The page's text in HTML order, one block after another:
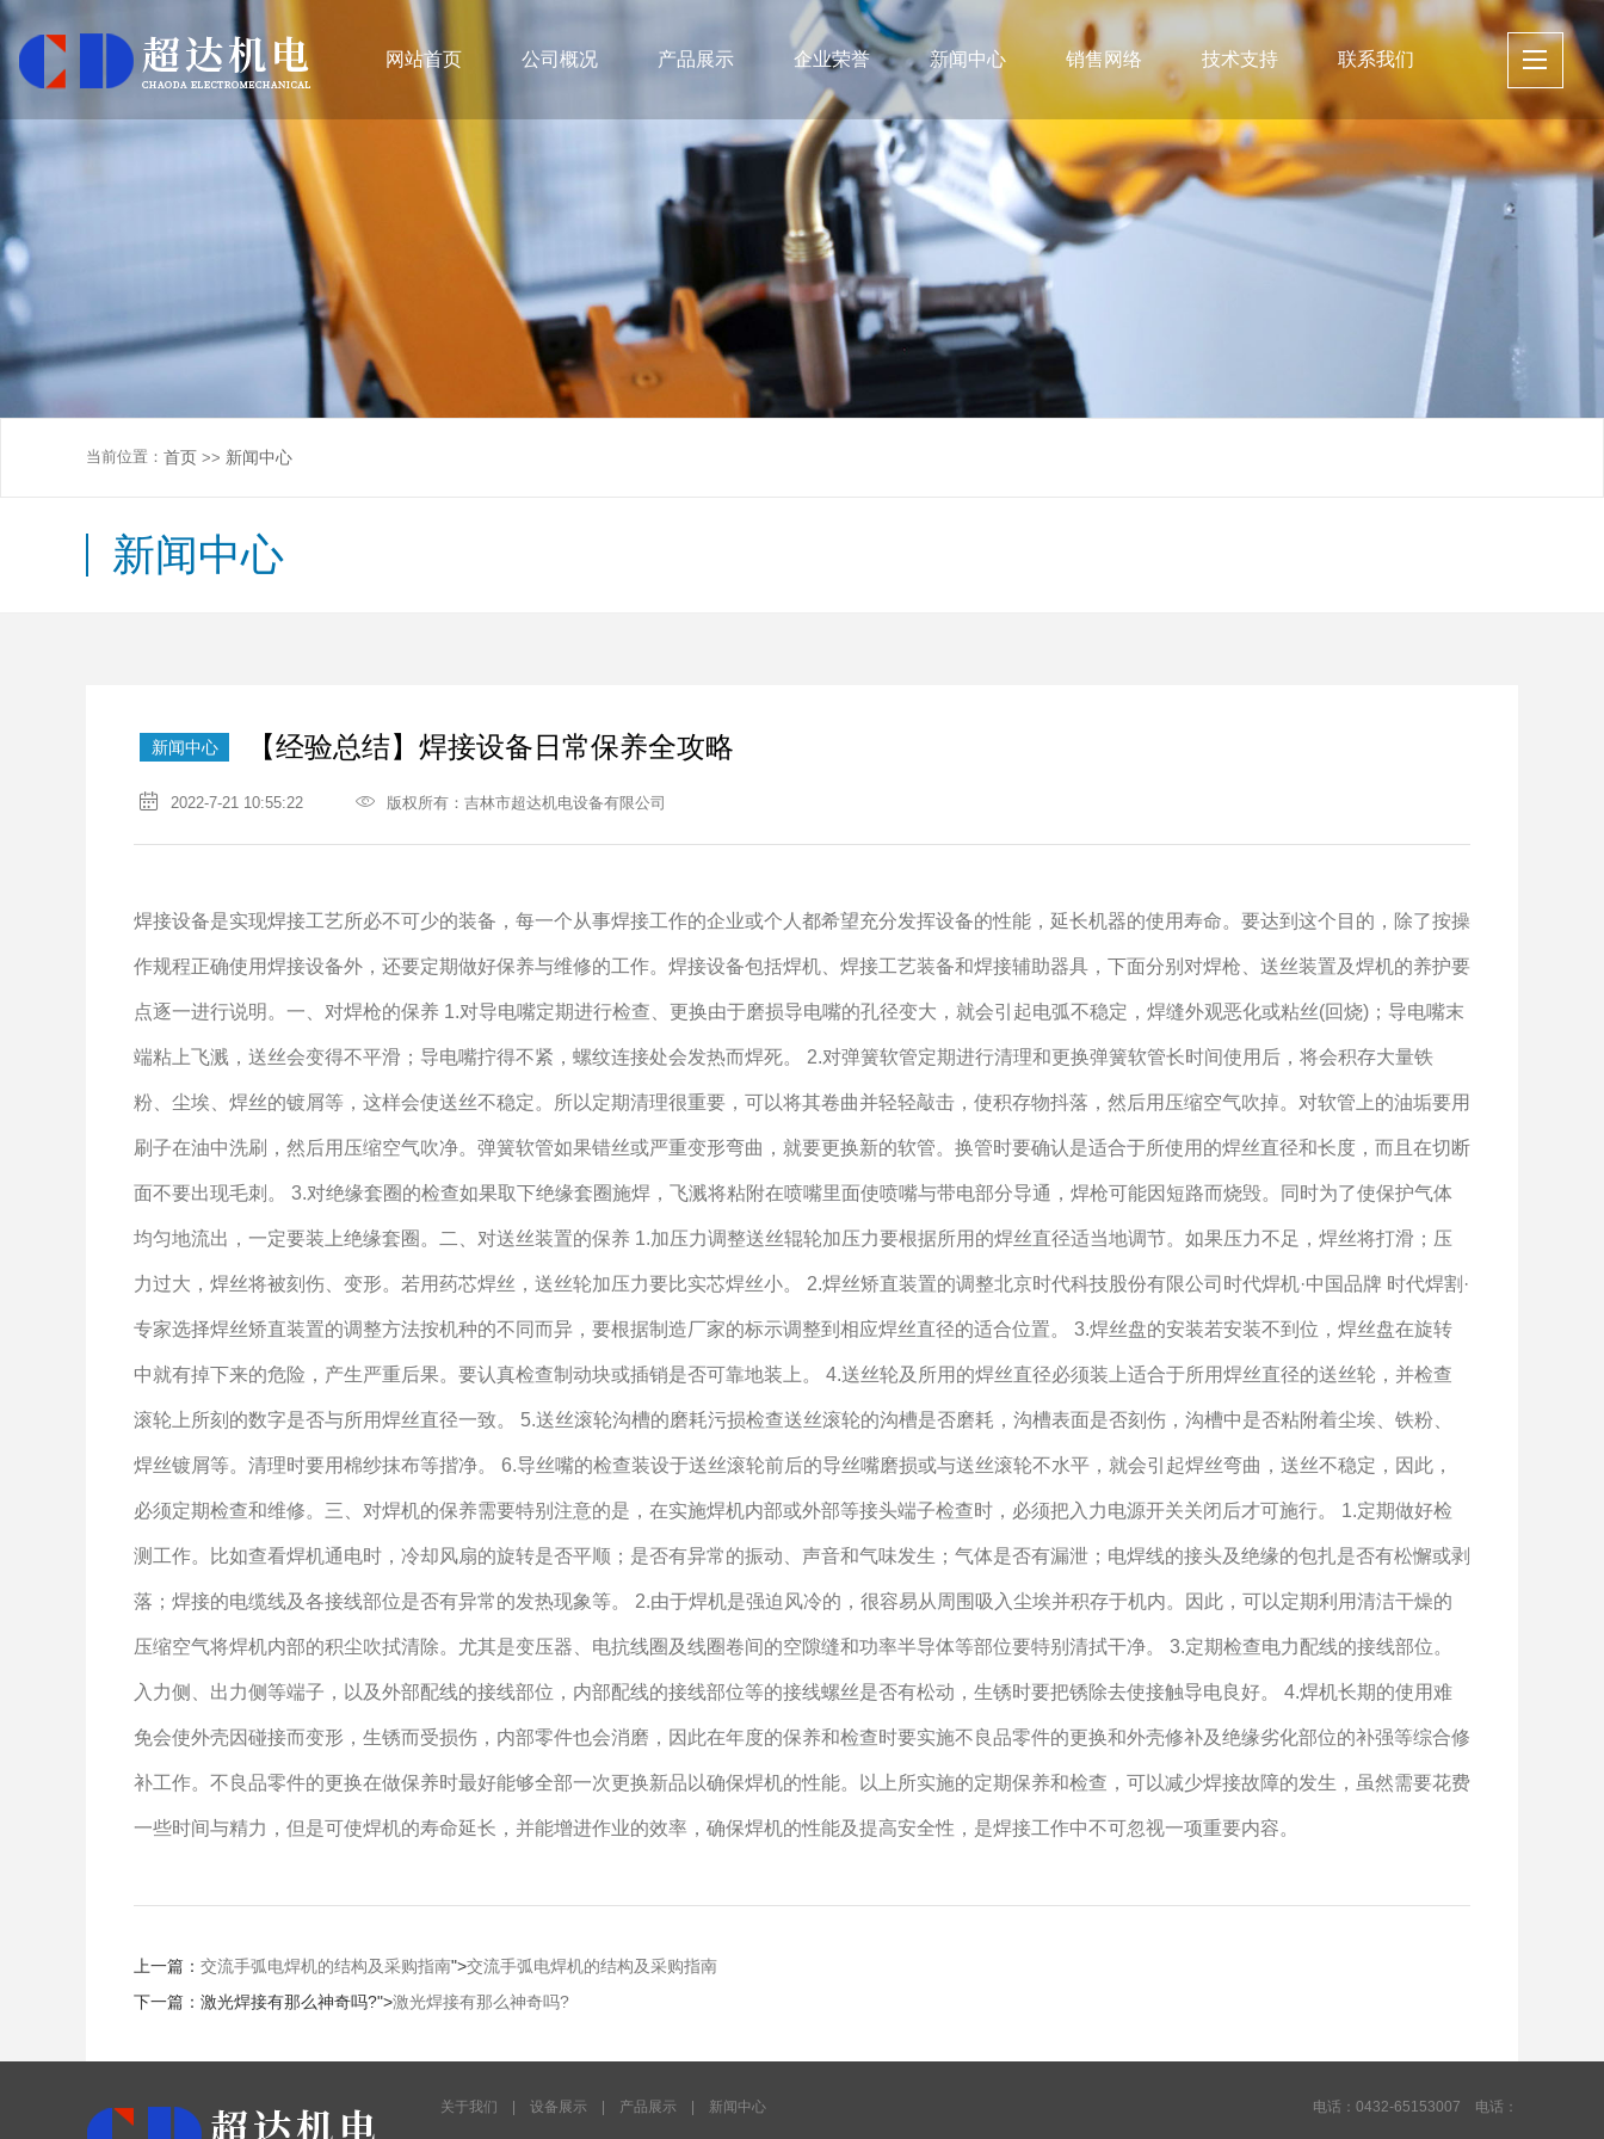
网站首页 公司概况 产品展示 企业荣誉 新闻中心 销售网络 技术支持 联系我们
当前位置： 首页 >> 新闻中心
新闻中心
新闻中心 【经验总结】焊接设备日常保养全攻略
2022-7-21 10:55:22 版权所有：吉林市超达机电设备有限公司
焊接设备是实现焊接工艺所必不可少的装备，每一个从事焊接工作的企业或个人都希望充分发挥设备的性能，延长机器的使用寿命。要达到这个目的，除了按操
作规程正确使用焊接设备外，还要定期做好保养与维修的工作。焊接设备包括焊机、焊接工艺装备和焊接辅助器具，下面分别对焊枪、送丝装置及焊机的养护要
点逐一进行说明。一、对焊枪的保养 1.对导电嘴定期进行检查、更换由于磨损导电嘴的孔径变大，就会引起电弧不稳定，焊缝外观恶化或粘丝(回烧)；导电嘴末
端粘上飞溅，送丝会变得不平滑；导电嘴拧得不紧，螺纹连接处会发热而焊死。 2.对弹簧软管定期进行清理和更换弹簧软管长时间使用后，将会积存大量铁
粉、尘埃、焊丝的镀屑等，这样会使送丝不稳定。所以定期清理很重要，可以将其卷曲并轻轻敲击，使积存物抖落，然后用压缩空气吹掉。对软管上的油垢要用
刷子在油中洗刷，然后用压缩空气吹净。弹簧软管如果错丝或严重变形弯曲，就要更换新的软管。换管时要确认是适合于所使用的焊丝直径和长度，而且在切断
面不要出现毛刺。 3.对绝缘套圈的检查如果取下绝缘套圈施焊，飞溅将粘附在喷嘴里面使喷嘴与带电部分导通，焊枪可能因短路而烧毁。同时为了使保护气体
均匀地流出，一定要装上绝缘套圈。二、对送丝装置的保养 1.加压力调整送丝辊轮加压力要根据所用的焊丝直径适当地调节。如果压力不足，焊丝将打滑；压
力过大，焊丝将被刻伤、变形。若用药芯焊丝，送丝轮加压力要比实芯焊丝小。 2.焊丝矫直装置的调整北京时代科技股份有限公司时代焊机·中国品牌 时代焊割·
专家选择焊丝矫直装置的调整方法按机种的不同而异，要根据制造厂家的标示调整到相应焊丝直径的适合位置。 3.焊丝盘的安装若安装不到位，焊丝盘在旋转
中就有掉下来的危险，产生严重后果。要认真检查制动块或插销是否可靠地装上。 4.送丝轮及所用的焊丝直径必须装上适合于所用焊丝直径的送丝轮，并检查
滚轮上所刻的数字是否与所用焊丝直径一致。 5.送丝滚轮沟槽的磨耗污损检查送丝滚轮的沟槽是否磨耗，沟槽表面是否刻伤，沟槽中是否粘附着尘埃、铁粉、
焊丝镀屑等。清理时要用棉纱抹布等揩净。 6.导丝嘴的检查装设于送丝滚轮前后的导丝嘴磨损或与送丝滚轮不水平，就会引起焊丝弯曲，送丝不稳定，因此，
必须定期检查和维修。三、对焊机的保养需要特别注意的是，在实施焊机内部或外部等接头端子检查时，必须把入力电源开关关闭后才可施行。 1.定期做好检
测工作。比如查看焊机通电时，冷却风扇的旋转是否平顺；是否有异常的振动、声音和气味发生；气体是否有漏泄；电焊线的接头及绝缘的包扎是否有松懈或剥
落；焊接的电缆线及各接线部位是否有异常的发热现象等。 2.由于焊机是强迫风冷的，很容易从周围吸入尘埃并积存于机内。因此，可以定期利用清洁干燥的
压缩空气将焊机内部的积尘吹拭清除。尤其是变压器、电抗线圈及线圈卷间的空隙缝和功率半导体等部位要特别清拭干净。 3.定期检查电力配线的接线部位。
入力侧、出力侧等端子，以及外部配线的接线部位，内部配线的接线部位等的接线螺丝是否有松动，生锈时要把锈除去使接触导电良好。 4.焊机长期的使用难
免会使外壳因碰接而变形，生锈而受损伤，内部零件也会消磨，因此在年度的保养和检查时要实施不良品零件的更换和外壳修补及绝缘劣化部位的补强等综合修
补工作。不良品零件的更换在做保养时最好能够全部一次更换新品以确保焊机的性能。以上所实施的定期保养和检查，可以减少焊接故障的发生，虽然需要花费
一些时间与精力，但是可使焊机的寿命延长，并能增进作业的效率，确保焊机的性能及提高安全性，是焊接工作中不可忽视一项重要内容。
上一篇： 交流手弧电焊机的结构及采购指南">交流手弧电焊机的结构及采购指南
下一篇： 激光焊接有那么神奇吗?">激光焊接有那么神奇吗?
关于我们 设备展示 产品展示 新闻中心 电话：0432-65153007 电话：